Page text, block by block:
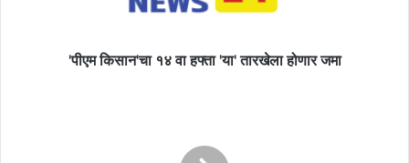
'पीएम किसान'चा १४ वा हफ्ता 'या' तारखेला होणार जमा